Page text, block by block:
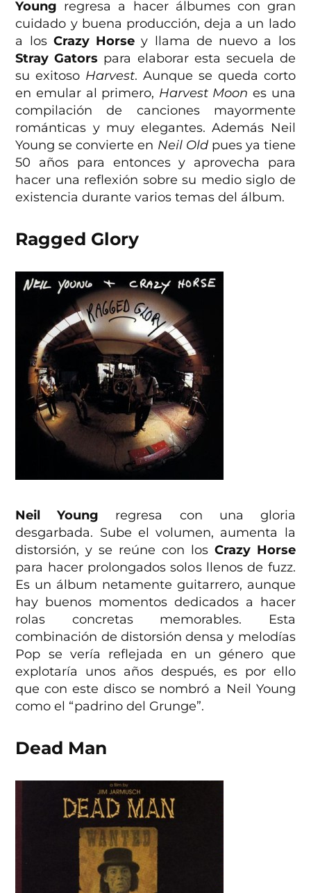
Young regresa a hacer álbumes con gran
cuidado y buena producción, deja a un lado
a los Crazy Horse y llama de nuevo a los
Stray Gators para elaborar esta secuela de
su exitoso Harvest. Aunque se queda corto
en emular al primero, Harvest Moon es una
compilación de canciones mayormente
románticas y muy elegantes. Además Neil
Young se convierte en Neil Oldpues ya tiene
50 años para entonces y aprovecha para
hacer una reflexión sobre su medio siglo de
existencia durante varios temas del álbum.
Ragged Glory
Neil Young regresa con una gloria
desgarbada. Sube el volumen, aumenta la
distorsión, y se reúne con los Crazy Horse
para hacer prolongados solos llenos de fuzz.
Es un álbum netamente guitarrero, aunque
hay buenos momentos dedicados a hacer
rolas concretas memorables. Esta
combinación de distorsión densa y melodías
Pop se vería reflejada en un género que
explotaría unos años después, es por ello
que con este disco se nombró a Neil Young
como el “padrino del Grunge”.
Dead Man